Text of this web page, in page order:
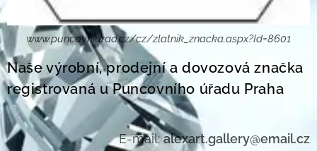
www.puncovniurad.cz/cz/zlatnik_znacka.aspx?Id=8601
Naše výrobní, prodejní a dovozová značka
registrovaná u Puncovního úřadu Praha
E-mail:alexart.gallery@email.cz